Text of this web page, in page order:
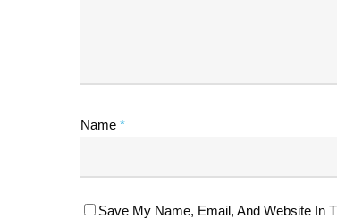
Name *
Save My Name, Email, And Website In